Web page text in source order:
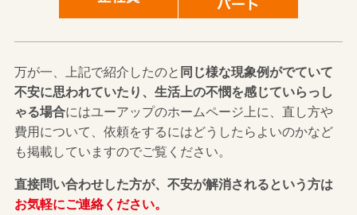
万が一、上記で紹介したのと 同じ様な現象例がでていて
不安に思われていたり、生活上の不憫を感じていらっし
ゃる場合にはユーアップのホームページ上に、直し方や
費用について、依頼をするにはどうしたらよいのかなど
も掲載していますのでご覧ください。
直接問い合わせした方が、不安が解消されるという方は
お気軽にご連絡ください。